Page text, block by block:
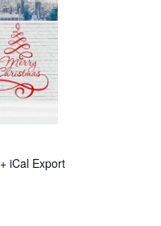
+ iCal Export